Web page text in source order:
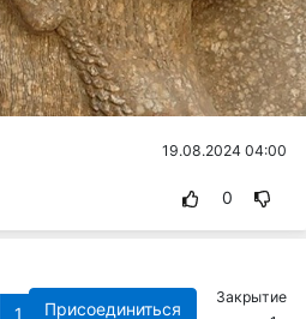
19.08.2024 04:00
0
1 2 ›
Присоединиться
Закрытие